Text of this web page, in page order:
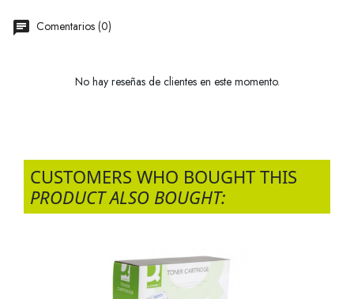
Comentarios (0)
No hay reseñas de clientes en este momento.
CUSTOMERS WHO BOUGHT THIS
PRODUCT ALSO BOUGHT: